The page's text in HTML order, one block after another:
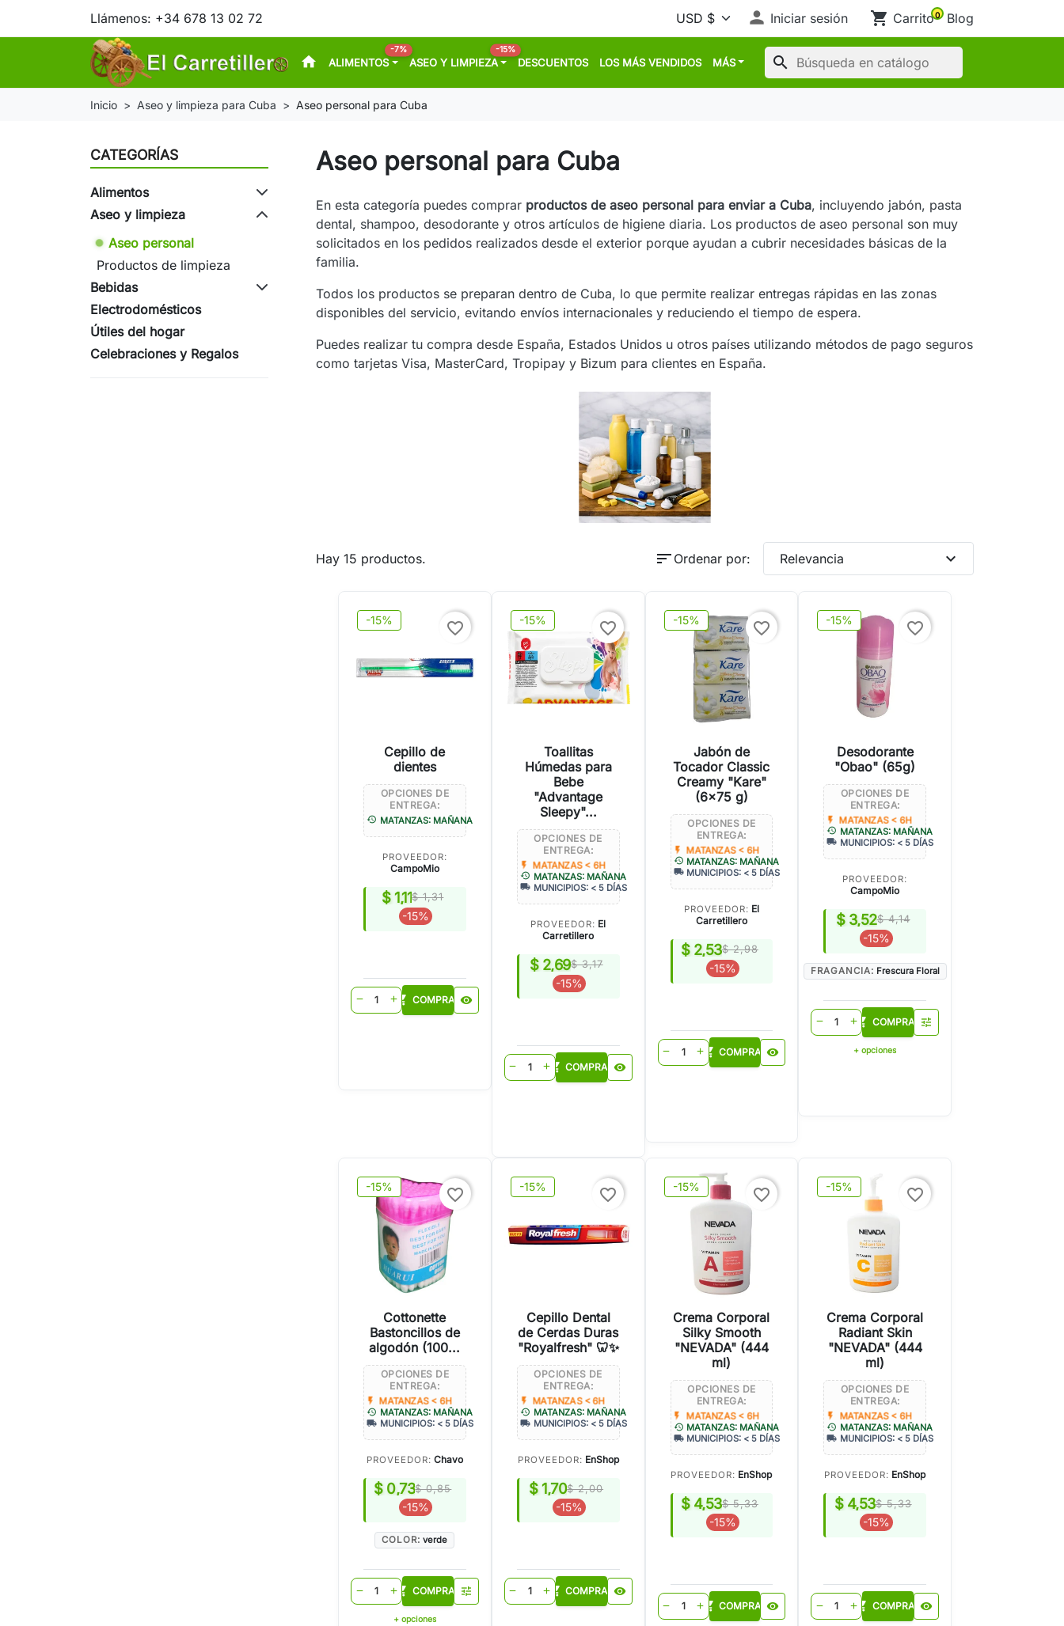
Llámenos: +34 678 13 02 72  Iniciar sesión shopping_cart Carrito0 Blog
home ALIMENTOS
-7%
ASEO Y LIMPIEZA
-15%
DESCUENTOS LOS MÁS VENDIDOS MÁS search
Inicio Aseo y limpieza para Cuba Aseo personal para Cuba
CATEGORÍAS
Alimentos
Aseo y limpieza
Aseo personal
Productos de limpieza
Bebidas
Electrodomésticos
Útiles del hogar
Celebraciones y Regalos
Aseo personal para Cuba
En esta categoría puedes comprar productos de aseo personal para enviar a Cuba, incluyendo jabón, pasta
dental, shampoo, desodorante y otros artículos de higiene diaria. Los productos de aseo personal son muy
solicitados en los pedidos realizados desde el exterior porque ayudan a cubrir necesidades básicas de la
familia.
Todos los productos se preparan dentro de Cuba, lo que permite realizar entregas rápidas en las zonas
disponibles del servicio, evitando envíos internacionales y reduciendo el tiempo de espera.
Puedes realizar tu compra desde España, Estados Unidos u otros países utilizando métodos de pago seguros
como tarjetas Visa, MasterCard, Tropipay y Bizum para clientes en España.
Hay 15 productos. sort Ordenar por: Relevancia expand_more
-15% favorite_border
Cepillo de
dientes
OPCIONES DE
ENTREGA:
history MATANZAS: MAÑANA
PROVEEDOR:
CampoMio
$ 1,11$ 1,31
-15%
remove addshopping_cart COMPRARvisibility
-15% favorite_border
Toallitas
Húmedas para
Bebe
"Advantage
Sleepy"...
OPCIONES DE
ENTREGA:
flash_on MATANZAS < 6H
history MATANZAS: MAÑANA
local_shipping MUNICIPIOS: < 5 DÍAS
PROVEEDOR: El
Carretillero
$ 2,69$ 3,17
-15%
remove addshopping_cart COMPRARvisibility
-15% favorite_border
Jabón de
Tocador Classic
Creamy "Kare"
(6x75 g)
OPCIONES DE
ENTREGA:
flash_on MATANZAS < 6H
history MATANZAS: MAÑANA
local_shipping MUNICIPIOS: < 5 DÍAS
PROVEEDOR: El
Carretillero
$ 2,53$ 2,98
-15%
remove addshopping_cart COMPRARvisibility
-15% favorite_border
Desodorante
"Obao" (65g)
OPCIONES DE
ENTREGA:
flash_on MATANZAS < 6H
history MATANZAS: MAÑANA
local_shipping MUNICIPIOS: < 5 DÍAS
PROVEEDOR:
CampoMio
$ 3,52$ 4,14
-15%
FRAGANCIA: Frescura Floral
remove addshopping_cart COMPRAR tune
+ opciones
-15% favorite_border
Cottonette
Bastoncillos de
algodón (100...
OPCIONES DE
ENTREGA:
flash_on MATANZAS < 6H
history MATANZAS: MAÑANA
local_shipping MUNICIPIOS: < 5 DÍAS
PROVEEDOR: Chavo
$ 0,73$ 0,85
-15%
COLOR: verde
remove addshopping_cart COMPRAR tune
+ opciones
-15% favorite_border
Cepillo Dental
de Cerdas Duras
"Royalfresh" 🦷✨
OPCIONES DE
ENTREGA:
flash_on MATANZAS < 6H
history MATANZAS: MAÑANA
local_shipping MUNICIPIOS: < 5 DÍAS
PROVEEDOR: EnShop
$ 1,70$ 2,00
-15%
remove addshopping_cart COMPRARvisibility
-15% favorite_border
Crema Corporal
Silky Smooth
"NEVADA" (444
ml)
OPCIONES DE
ENTREGA:
flash_on MATANZAS < 6H
history MATANZAS: MAÑANA
local_shipping MUNICIPIOS: < 5 DÍAS
PROVEEDOR: EnShop
$ 4,53$ 5,33
-15%
remove addshopping_cart COMPRARvisibility
-15% favorite_border
Crema Corporal
Radiant Skin
"NEVADA" (444
ml)
OPCIONES DE
ENTREGA:
flash_on MATANZAS < 6H
history MATANZAS: MAÑANA
local_shipping MUNICIPIOS: < 5 DÍAS
PROVEEDOR: EnShop
$ 4,53$ 5,33
-15%
remove addshopping_cart COMPRARvisibility